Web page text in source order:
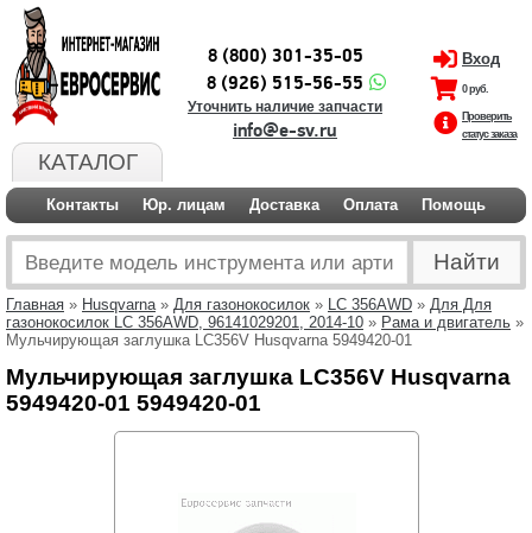
КАТАЛОГ
8 (800) 301-35-05
8 (926) 515-56-55
Уточнить наличие запчасти
info@e-sv.ru
Вход
0 руб.
Проверить
статус заказа
Контакты Юр. лицам Доставка Оплата Помощь
Главная » Husqvarna» Для газонокосилок » LC 356AWD » Для Для
газонокосилок LC 356AWD, 96141029201, 2014-10 » Рама и двигатель »
Мульчирующая заглушка LC356V Husqvarna 5949420-01
Мульчирующая заглушка LC356V Husqvarna
5949420-01 5949420-01